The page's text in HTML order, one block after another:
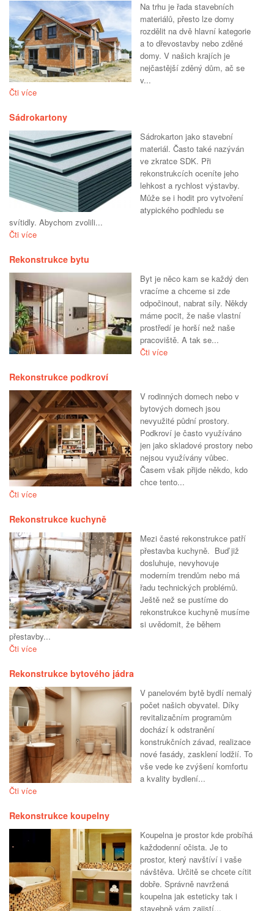
Na trhu je řada stavebních
materiálů, přesto lze domy
rozdělit na dvě hlavní kategorie
a to dřevostavby nebo zděné
domy. V našich krajích je
nejčastější zděný dům, ač se
v...
Čti více
Sádrokartony
Sádrokarton jako stavební
materiál. Často také nazýván
ve zkratce SDK. Při
rekonstrukcích oceníte jeho
lehkost a rychlost výstavby.
Může se i hodit pro vytvoření
atypického podhledu se
svítidly. Abychom zvolili...
Čti více
Rekonstrukce bytu
Byt je něco kam se každý den
vracíme a chceme si zde
odpočinout, nabrat síly. Někdy
máme pocit, že naše vlastní
prostředí je horší než naše
pracoviště. A tak se...
Čti více
Rekonstrukce podkroví
V rodinných domech nebo v
bytových domech jsou
nevyužité půdní prostory.
Podkroví je často využíváno
jen jako skladové prostory nebo
nejsou využívány vůbec.
Časem však přijde někdo, kdo
chce tento...
Čti více
Rekonstrukce kuchyně
Mezi časté rekonstrukce patří
přestavba kuchyně. Buď již
dosluhuje, nevyhovuje
moderním trendům nebo má
řadu technických problémů.
Ještě než se pustíme do
rekonstrukce kuchyně musíme
si uvědomit, že během
přestavby...
Čti více
Rekonstrukce bytového jádra
V panelovém bytě bydlí nemalý
počet našich obyvatel. Díky
revitalizačním programům
dochází k odstranění
konstrukčních závad, realizace
nové fasády, zasklení lodžií. To
vše vede ke zvýšení komfortu
a kvality bydlení...
Čti více
Rekonstrukce koupelny
Koupelna je prostor kde probíhá
každodenní očista. Je to
prostor, který navštíví i vaše
návštěva. Určitě se chcete cítit
dobře. Správně navržená
koupelna jak esteticky tak i
stavebně vám zajistí...